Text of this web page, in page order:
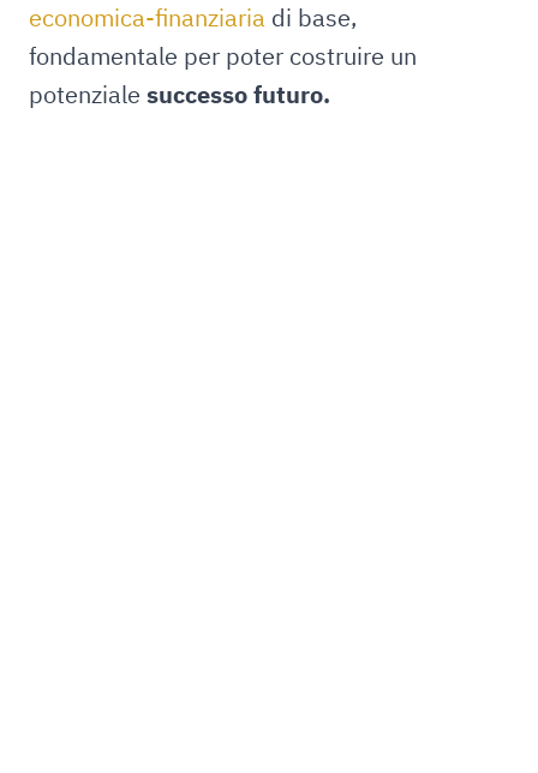
economica-finanziaria di base,
fondamentale per poter costruire un
potenziale successo futuro.